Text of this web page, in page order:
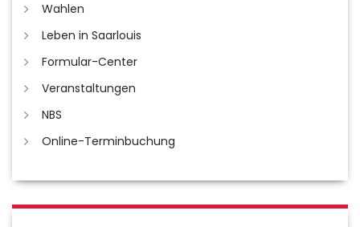
Wahlen
Leben in Saarlouis
Formular-Center
Veranstaltungen
NBS
Online-Terminbuchung